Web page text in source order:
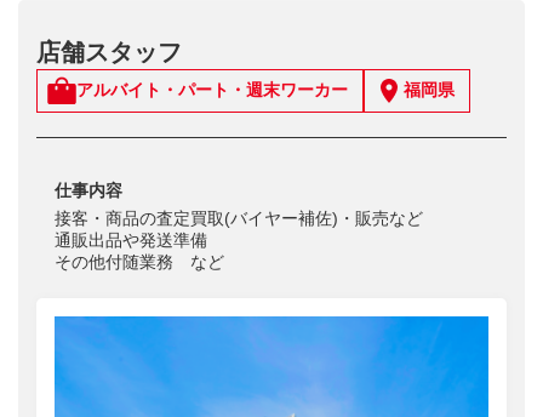
店舗スタッフ
アルバイト・パート・週末ワーカー 福岡県
仕事内容
接客・商品の査定買取(バイヤー補佐)・販売など
通販出品や発送準備
その他付随業務 など